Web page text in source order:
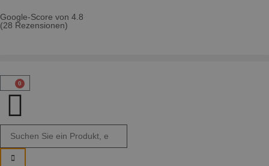
Google-Score von 4.8
(28 Rezensionen)
0